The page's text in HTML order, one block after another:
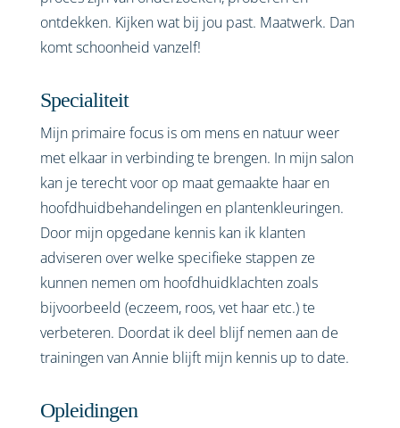
ontdekken. Kijken wat bij jou past. Maatwerk. Dan
komt schoonheid vanzelf!
Specialiteit
Mijn primaire focus is om mens en natuur weer
met elkaar in verbinding te brengen. In mijn salon
kan je terecht voor op maat gemaakte haar en
hoofdhuidbehandelingen en plantenkleuringen.
Door mijn opgedane kennis kan ik klanten
adviseren over welke specifieke stappen ze
kunnen nemen om hoofdhuidklachten zoals
bijvoorbeeld (eczeem, roos, vet haar etc.) te
verbeteren. Doordat ik deel blijf nemen aan de
trainingen van Annie blijft mijn kennis up to date.
Opleidingen